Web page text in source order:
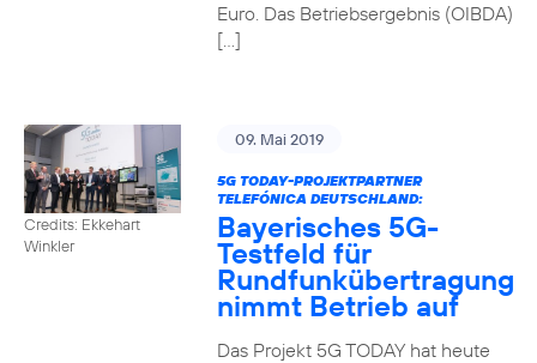
Euro. Das Betriebsergebnis (OIBDA)
[…]
Credits: Ekkehart
Winkler
09. Mai 2019
5G TODAY-PROJEKTPARTNER
TELEFÓNICA DEUTSCHLAND:
Bayerisches 5G-
Testfeld für
Rundfunkübertragung
nimmt Betrieb auf
Das Projekt 5G TODAY hat heute